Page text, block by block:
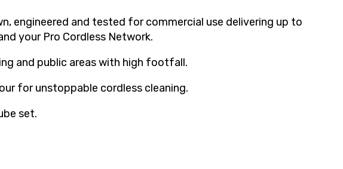
engineered and tested for commercial use delivering up to
your Pro Cordless Network.
and public areas with high footfall.
for unstoppable cordless cleaning.
set.